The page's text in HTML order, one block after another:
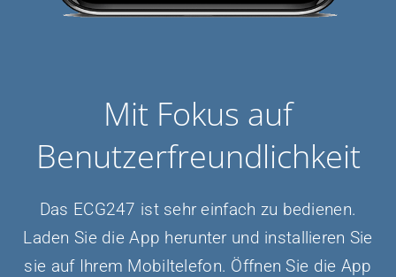
Mit Fokus auf
Benutzerfreundlichkeit
Das ECG247 ist sehr einfach zu bedienen.
Laden Sie die App herunter und installieren Sie
sie auf Ihrem Mobiltelefon. Öffnen Sie die App